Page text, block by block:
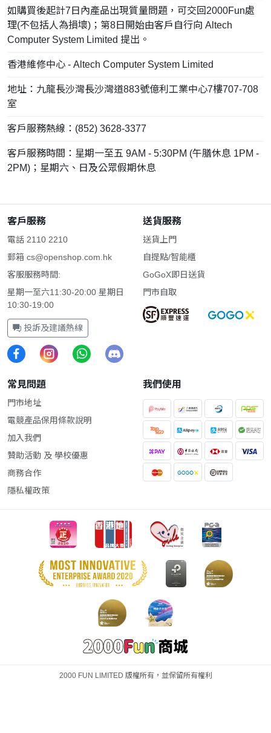
如購買後起計7日內產品出現質量問題，可交回2000Fun處
理(不包括人為損壞)；第8日開始由客戶自行向 Altech
Computer System Limited 提出。
香港維修中心 - Altech Computer System Limited
地址：九龍長沙灣長沙灣道883號億利工業中心7樓707-708
室
客戶服務熱線：(852) 3628-3377
客戶服務時間：星期一至五 9AM - 5:30PM (午膳休息 1PM -
2PM)；星期六、日及公眾假期休息
客戶服務
電話 2110 2210
郵箱 cs@openshop.com.hk
客服服務時間:
星期一至六11:30-20:00 星期日
10:30-19:00
投訴及建議熱線
送貨服務
送貨上門
自提點/智能櫃
GoGoX即日送貨
門市自取
常見問題
門市地址
電競產品保用條款說明
加入我們
贊助活動 及 學校優惠
商務合作
隱私權政策
我們使用
2000 FUN LIMITED 版權所有，並保留所有權利